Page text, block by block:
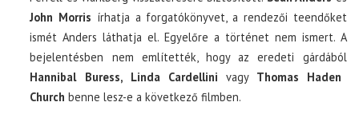
John Morris írhatja a forgatókönyvet, a rendezői teendőket
ismét Anders láthatja el. Egyelőre a történet nem ismert. A
bejelentésben nem említették, hogy az eredeti gárdából
Hannibal Buress, Linda Cardellini vagy Thomas Haden
Church benne lesz-e a következő filmben.